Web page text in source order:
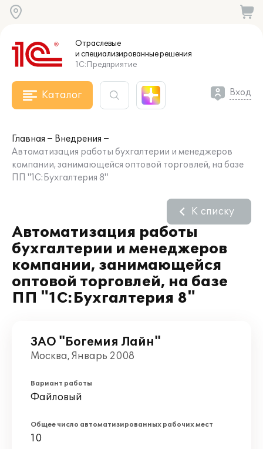
Отраслевые
и специализированныерешения
1С:Предприятие
Каталог Вход
Главная
Внедрения
Автоматизация работы бухгалтерии и менеджеров
компании, занимающейся оптовой торговлей, на базе
ПП "1С:Бухгалтерия 8"
Автоматизация работы
бухгалтерии и менеджеров
компании, занимающейся
оптовой торговлей, на базе
ПП "1С:Бухгалтерия 8"
К списку
ЗАО "Богемия Лайн"
Москва, Январь 2008
Вариант работы
Файловый
Общее число автоматизированных рабочих мест
10